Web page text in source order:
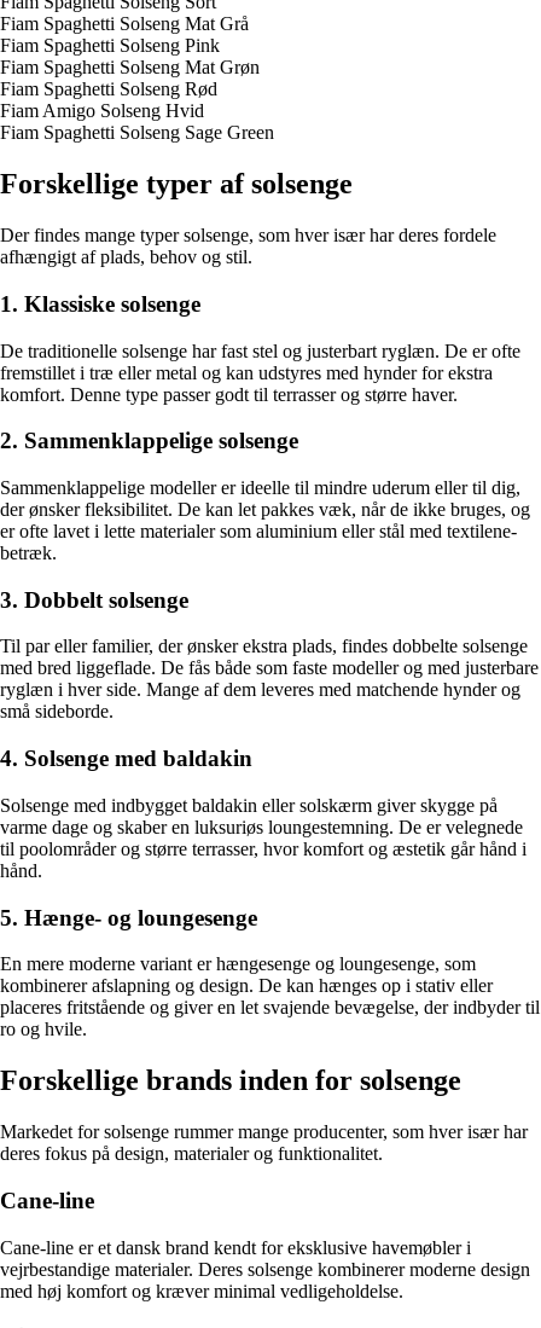
Fiam Spaghetti Solseng Mat Grå
Fiam Spaghetti Solseng Pink
Fiam Spaghetti Solseng Mat Grøn
Fiam Spaghetti Solseng Rød
Fiam Amigo Solseng Hvid
Fiam Spaghetti Solseng Sage Green
Forskellige typer af solsenge
Der findes mange typer solsenge, som hver især har deres fordele
afhængigt af plads, behov og stil.
1. Klassiske solsenge
De traditionelle solsenge har fast stel og justerbart ryglæn. De er ofte
fremstillet i træ eller metal og kan udstyres med hynder for ekstra
komfort. Denne type passer godt til terrasser og større haver.
2. Sammenklappelige solsenge
Sammenklappelige modeller er ideelle til mindre uderum eller til dig,
der ønsker fleksibilitet. De kan let pakkes væk, når de ikke bruges, og
er ofte lavet i lette materialer som aluminium eller stål med textilene-
betræk.
3. Dobbelt solsenge
Til par eller familier, der ønsker ekstra plads, findes dobbelte solsenge
med bred liggeflade. De fås både som faste modeller og med justerbare
ryglæn i hver side. Mange af dem leveres med matchende hynder og
små sideborde.
4. Solsenge med baldakin
Solsenge med indbygget baldakin eller solskærm giver skygge på
varme dage og skaber en luksuriøs loungestemning. De er velegnede
til poolområder og større terrasser, hvor komfort og æstetik går hånd i
hånd.
5. Hænge- og loungesenge
En mere moderne variant er hængesenge og loungesenge, som
kombinerer afslapning og design. De kan hænges op i stativ eller
placeres fritstående og giver en let svajende bevægelse, der indbyder til
ro og hvile.
Forskellige brands inden for solsenge
Markedet for solsenge rummer mange producenter, som hver især har
deres fokus på design, materialer og funktionalitet.
Cane-line
Cane-line er et dansk brand kendt for eksklusive havemøbler i
vejrbestandige materialer. Deres solsenge kombinerer moderne design
med høj komfort og kræver minimal vedligeholdelse.